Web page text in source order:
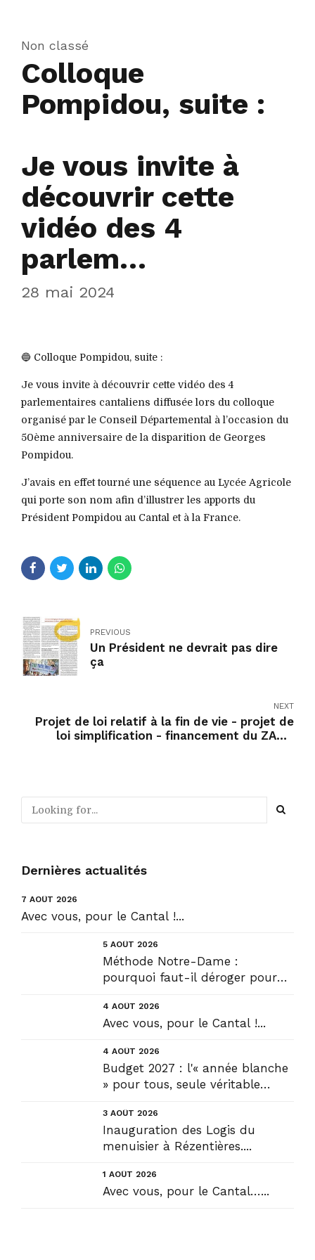
Non classé
Colloque
Pompidou, suite :
Je vous invite à
découvrir cette
vidéo des 4
parlem…
28 mai 2024
🔵 Colloque Pompidou, suite :
Je vous invite à découvrir cette vidéo des 4
parlementaires cantaliens diffusée lors du colloque
organisé par le Conseil Départemental à l’occasion du
50ème anniversaire de la disparition de Georges
Pompidou.
J’avais en effet tourné une séquence au Lycée Agricole
qui porte son nom afin d’illustrer les apports du
Président Pompidou au Cantal et à la France.
PREVIOUS
Un Président ne devrait pas dire
ça
NEXT
Projet de loi relatif à la fin de vie - projet de
loi simplification - financement du ZAN -
Dernières actualités
7 AOÛT 2026
Avec vous, pour le Cantal !...
5 AOÛT 2026
Méthode Notre-Dame :
pourquoi faut-il déroger pour
4 AOÛT 2026
Avec vous, pour le Cantal !...
4 AOÛT 2026
Budget 2027 : l'« année blanche
» pour tous, seule véritable
3 AOÛT 2026
Inauguration des Logis du
menuisier à Rézentières....
1 AOÛT 2026
Avec vous, pour le Cantal…...